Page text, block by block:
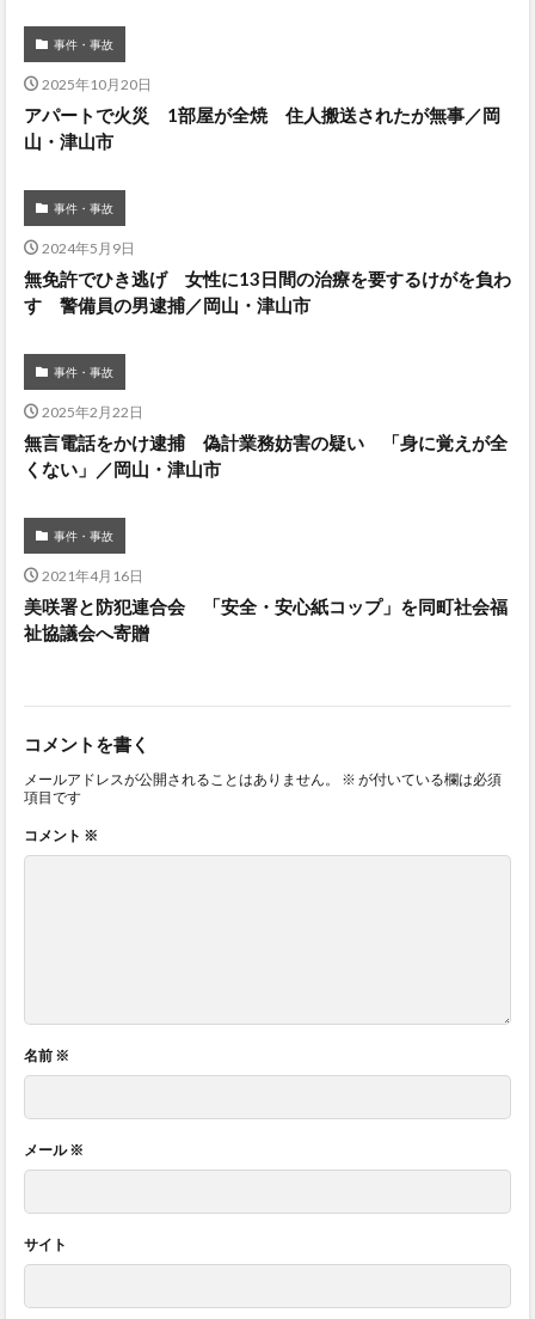
事件・事故
2025年10月20日
アパートで火災 1部屋が全焼 住人搬送されたが無事／岡
山・津山市
事件・事故
2024年5月9日
無免許でひき逃げ 女性に13日間の治療を要するけがを負わ
す 警備員の男逮捕／岡山・津山市
事件・事故
2025年2月22日
無言電話をかけ逮捕 偽計業務妨害の疑い 「身に覚えが全
くない」／岡山・津山市
事件・事故
2021年4月16日
美咲署と防犯連合会 「安全・安心紙コップ」を同町社会福
祉協議会へ寄贈
コメントを書く
メールアドレスが公開されることはありません。 ※ が付いている欄は必須
項目です
コメント ※
名前 ※
メール※
サイト